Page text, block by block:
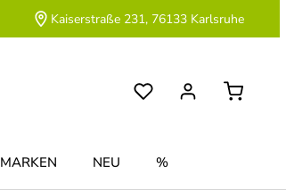
Kaiserstraße 231, 76133 Karlsruhe
MARKEN NEU %